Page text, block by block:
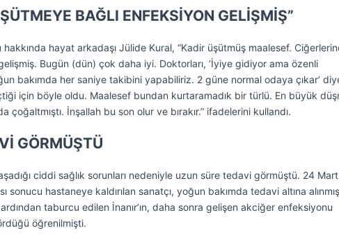
BAĞLI ENFEKSİYON GELİŞMİŞ”
hakkında hayat arkadaşı Jülide Kural, “Kadir üşütmüş maalesef.
Bugün (dün) çok daha iyi. Doktorları, ‘İyiye gidiyor ama özenli
bakımda her saniye takibini yapabiliriz. 2 güne normal odaya çıkar’
için böyle oldu. Maalesef bundan kurtaramadık bir türlü. En büyük
çoğaltmıştı. İnşallah bu son olur ve bırakır.” ifadelerini kullandı.
GÖRMÜŞTÜ
ciddi sağlık sorunları nedeniyle uzun süre tedavi görmüştü. 24
sonucu hastaneye kaldırılan sanatçı, yoğun bakımda tedavi altına
taburcu edilen İnanır’ın, daha sonra gelişen akciğer enfeksiyonu
öğrenilmişti.